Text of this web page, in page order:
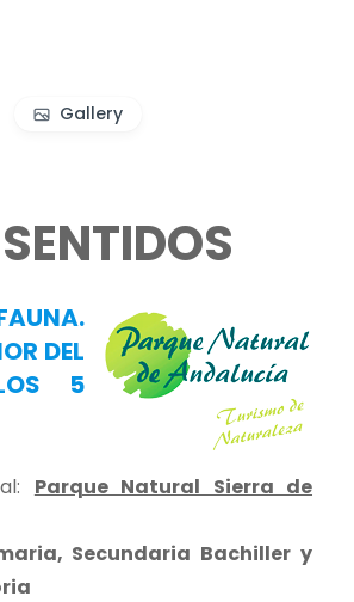
Gallery
DEL
5
Parque Natural Sierra de
Secundaria Bachiller y